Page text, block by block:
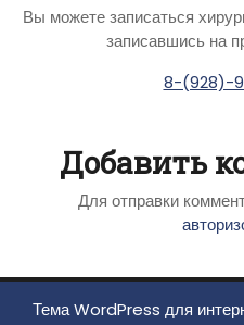
Вы можете записаться
записавшись на
8-(928)-
Добавить
Для отправки
Тема WordPress для